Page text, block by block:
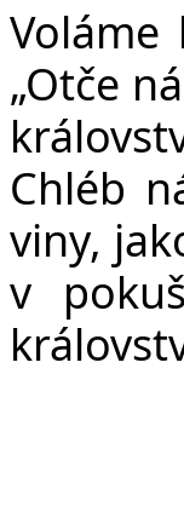
„Otče ná
Chléb
viny,
v pokuš